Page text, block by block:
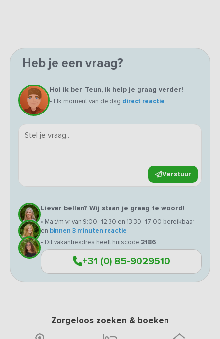
Heb je een vraag?
Hoi ik ben Teun, ik help je graag verder!
• Elk moment van de dag direct reactie
Verstuur
Liever bellen? Wij staan je graag te woord!
• Ma t/m vr van 9:00–12:30 en 13:30–17:00 bereikbaar
en binnen 3 minuten reactie
• Dit vakantieadres heeft huiscode 2186
+31 (0) 85-9029510
Zorgeloos zoeken & boeken